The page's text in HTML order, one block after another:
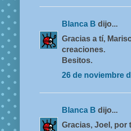
Blanca B dijo...
Gracias a tí,
creaciones.
Besitos.
26 de noviembre
Blanca B dijo...
Gracias, Joel,